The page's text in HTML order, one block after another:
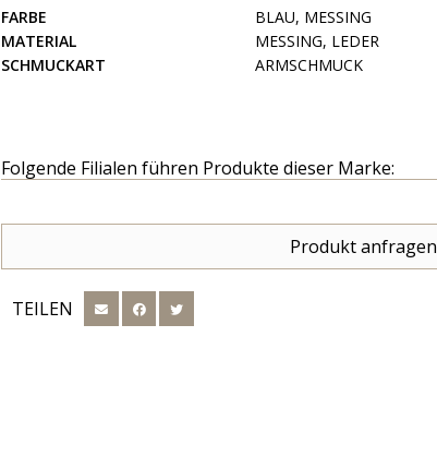
FARBE
BLAU, MESSING
MATERIAL
MESSING, LEDER
SCHMUCKART
ARMSCHMUCK
Folgende Filialen führen Produkte dieser Marke:
Produkt anfragen
TEILEN